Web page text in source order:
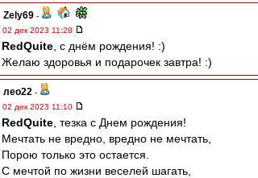
Zely69 -
02 дек 2023 11:28
RedQuite , с днём рождения! :)
Желаю здоровья и подарочек завтра! :)
лео22 -
02 дек 2023 11:10
RedQuite , тезка с Днем рождения!
Мечтать не вредно, вредно не мечтать,
Порою только это остается.
С мечтой по жизни веселей шагать,